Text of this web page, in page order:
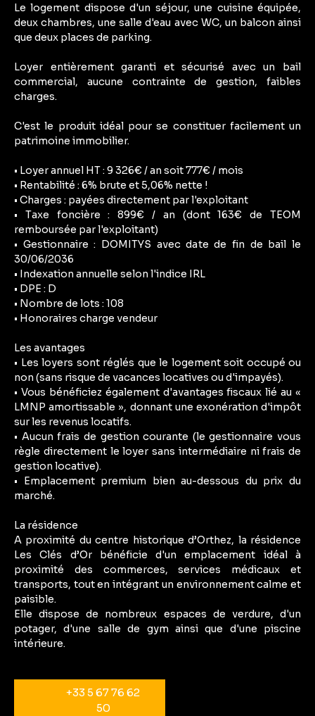
Le logement dispose d'un séjour, une cuisine équipée,
deux chambres, une salle d'eau avec WC, un balcon ainsi
que deux places de parking.
Loyer entièrement garanti et sécurisé avec un bail
commercial, aucune contrainte de gestion, faibles
charges.
C'est le produit idéal pour se constituer facilement un
patrimoine immobilier.
• Loyer annuel HT : 9 326€ / an soit 777€ / mois
• Rentabilité : 6% brute et 5,06% nette !
• Charges : payées directement par l'exploitant
• Taxe foncière : 899€ / an (dont 163€ de TEOM
remboursée par l'exploitant)
• Gestionnaire : DOMITYS avec date de fin de bail le
30/06/2036
• Indexation annuelle selon l'indice IRL
• DPE : D
• Nombre de lots : 108
• Honoraires charge vendeur
Les avantages
• Les loyers sont réglés que le logement soit occupé ou
non (sans risque de vacances locatives ou d'impayés).
• Vous bénéficiez également d'avantages fiscaux lié au «
LMNP amortissable », donnant une exonération d'impôt
sur les revenus locatifs.
• Aucun frais de gestion courante (le gestionnaire vous
règle directement le loyer sans intermédiaire ni frais de
gestion locative).
• Emplacement premium bien au-dessous du prix du
marché.
La résidence
A proximité du centre historique d’Orthez, la résidence
Les Clés d’Or bénéficie d'un emplacement idéal à
proximité des commerces, services médicaux et
transports, tout en intégrant un environnement calme et
paisible.
Elle dispose de nombreux espaces de verdure, d'un
potager, d'une salle de gym ainsi que d'une piscine
intérieure.
+33 5 67 76 62
50